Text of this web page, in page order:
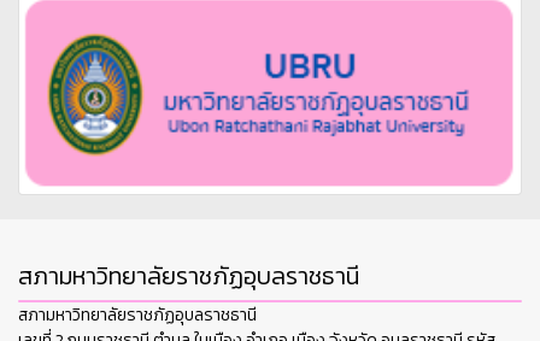
สภามหาวิทยาลัยราชภัฏอุบลราชธานี
สภามหาวิทยาลัยราชภัฏอุบลราชธานี